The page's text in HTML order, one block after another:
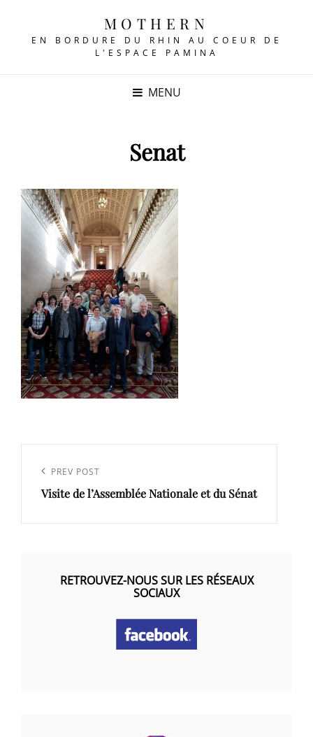
MOTHERN
EN BORDURE DU RHIN AU COEUR DE
L'ESPACE PAMINA
MENU
Senat
l’article
Previous
Post
PREV POST
Visite de l’Assemblée Nationale et du Sénat
RETROUVEZ-NOUS SUR LES RÉSEAUX
SOCIAUX